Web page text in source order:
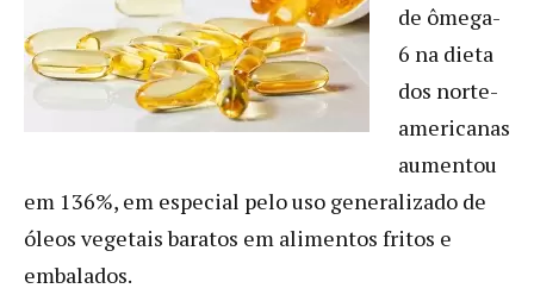
de ômega-
6 na dieta
dos norte-
americanas
aumentou
em 136%, em especial pelo uso generalizado de
óleos vegetais baratos em alimentos fritos e
embalados.